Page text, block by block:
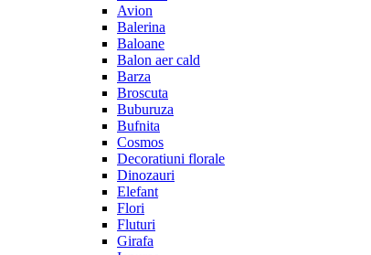
Avion
Balerina
Baloane
Balon aer cald
Barza
Broscuta
Buburuza
Bufnita
Cosmos
Decoratiuni florale
Dinozauri
Elefant
Flori
Fluturi
Girafa